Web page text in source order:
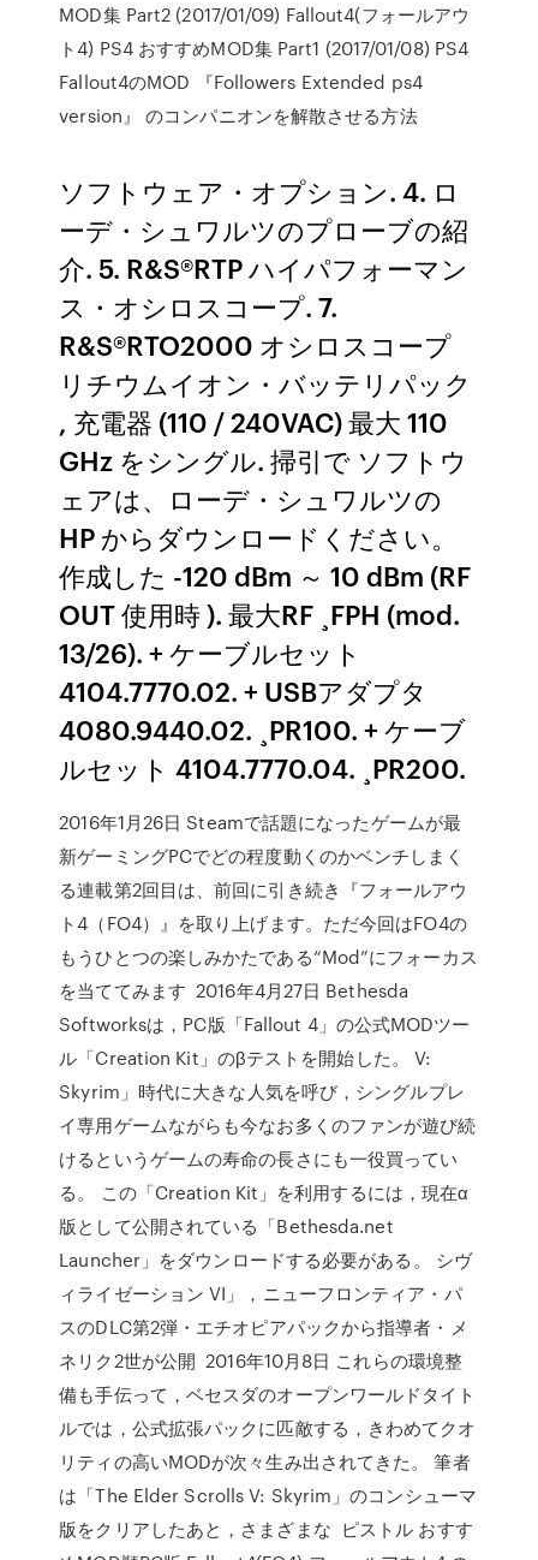
MOD集 Part2 (2017/01/09) Fallout4(フォールアウ
ト4) PS4 おすすめMOD集 Part1 (2017/01/08) PS4
Fallout4のMOD 『Followers Extended ps4
version』 のコンパニオンを解散させる方法
ソフトウェア・オプション. 4. ロ
ーデ・シュワルツのプローブの紹
介. 5. R&S®RTP ハイパフォーマン
ス・オシロスコープ. 7.
R&S®RTO2000 オシロスコープ
リチウムイオン・バッテリパック
, 充電器 (110 / 240VAC) 最大 110
GHz をシングル. 掃引で ソフトウ
ェアは、ローデ・シュワルツの
HP からダウンロードください。
作成した -120 dBm ～ 10 dBm (RF
OUT 使用時 ). 最大RF ¸FPH (mod.
13/26). + ケーブルセット
4104.7770.02. + USBアダプタ
4080.9440.02. ¸PR100. + ケーブ
ルセット 4104.7770.04. ¸PR200.
2016年1月26日 Steamで話題になったゲームが最
新ゲーミングPCでどの程度動くのかベンチしまく
る連載第2回目は、前回に引き続き『フォールアウ
ト4（FO4）』を取り上げます。ただ今回はFO4の
もうひとつの楽しみかたである“Mod”にフォーカス
を当ててみます 2016年4月27日 Bethesda
Softworksは，PC版「Fallout 4」の公式MODツー
ル「Creation Kit」のβテストを開始した。 V:
Skyrim」時代に大きな人気を呼び，シングルプレ
イ専用ゲームながらも今なお多くのファンが遊び続
けるというゲームの寿命の長さにも一役買ってい
る。 この「Creation Kit」を利用するには，現在α
版として公開されている「Bethesda.net
Launcher」をダウンロードする必要がある。 シヴ
ィライゼーション VI」，ニューフロンティア・パ
スのDLC第2弾・エチオピアパックから指導者・メ
ネリク2世が公開 2016年10月8日 これらの環境整
備も手伝って，ベセスダのオープンワールドタイト
ルでは，公式拡張パックに匹敵する，きわめてクオ
リティの高いMODが次々生み出されてきた。 筆者
は「The Elder Scrolls V: Skyrim」のコンシューマ
版をクリアしたあと，さまざまな ピストル おすす